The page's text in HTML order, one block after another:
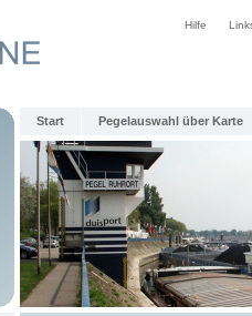
Hilfe
Start Pegelauswahl über Karte